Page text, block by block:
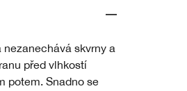
skvrny a
před vlhkostí
potem. Snadno se